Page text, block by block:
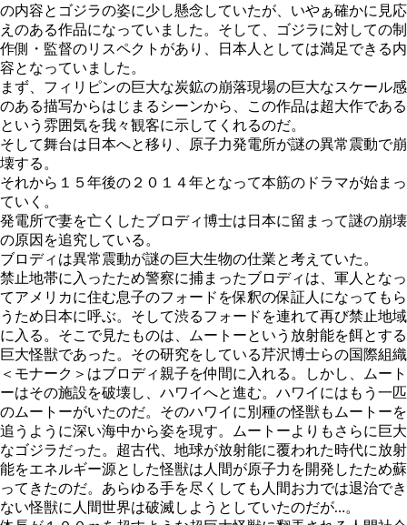
の内容とゴジラの姿に少し懸念していたが、いやぁ確かに見応
えのある作品になっていました。そして、ゴジラに対しての制
作側・監督のリスペクトがあり、日本人としては満足できる内
容となっていました。
まず、フィリピンの巨大な炭鉱の崩落現場の巨大なスケール感
のある描写からはじまるシーンから、この作品は超大作である
という雰囲気を我々観客に示してくれるのだ。
そして舞台は日本へと移り、原子力発電所が謎の異常震動で崩
壊する。
それから１５年後の２０１４年となって本筋のドラマが始まっ
ていく。
発電所で妻を亡くしたブロディ博士は日本に留まって謎の崩壊
の原因を追究している。
ブロディは異常震動が謎の巨大生物の仕業と考えていた。
禁止地帯に入ったため警察に捕まったブロディは、軍人となっ
てアメリカに住む息子のフォードを保釈の保証人になってもら
うため日本に呼ぶ。そして渋るフォードを連れて再び禁止地域
に入る。そこで見たものは、ムートーという放射能を餌とする
巨大怪獣であった。その研究をしている芹沢博士らの国際組織
＜モナーク＞はブロディ親子を仲間に入れる。しかし、ムート
ーはその施設を破壊し、ハワイへと進む。ハワイにはもう一匹
のムートーがいたのだ。そのハワイに別種の怪獣もムートーを
追うように深い海中から姿を現す。ムートーよりもさらに巨大
なゴジラだった。超古代、地球が放射能に覆われた時代に放射
能をエネルギー源とした怪獣は人間が原子力を開発したため蘇
ってきたのだ。あらゆる手を尽くしても人間お力では退治でき
ない怪獣に人間世界は破滅しようとしていたのだが…。